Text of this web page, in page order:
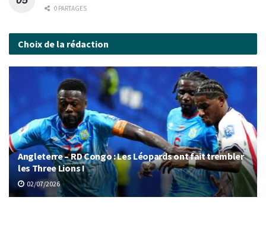
0 PARTAGES
Choix de la rédaction
Angleterre – RD Congo : Les Léopards ont fait trembler
les Three Lions !
02/07/2026